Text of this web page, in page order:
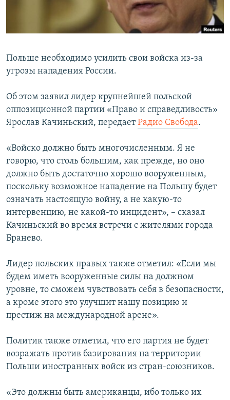
КРЫМ.НЕПОКОРЕННЫЙ
УКРАИНСКАЯ ПРОБЛЕМА КРЫМА
Польше необходимо усилить свои войска из-за
угрозы нападения России.
Об этом заявил лидер крупнейшей польской
оппозиционной партии «Право и справедливость»
Ярослав Качиньский, передаетРадио Свобода.
«Войско должно быть многочисленным. Я не
говорю, что столь большим, как прежде, но оно
должно быть достаточно хорошо вооруженным,
поскольку возможное нападение на Польшу будет
означать настоящую войну, а не какую-то
интервенцию, не какой-то инцидент», – сказал
Качиньский во время встречи с жителями города
Бранево.
Лидер польских правых также отметил: «Если мы
будем иметь вооруженные силы на должном
уровне, то сможем чувствовать себя в безопасности,
а кроме этого это улучшит нашу позицию и
престиж на международной арене».
Политик также отметил, что его партия не будет
возражать против базирования на территории
Польши иностранных войск из стран-союзников.
«Это должны быть американцы, ибо только их